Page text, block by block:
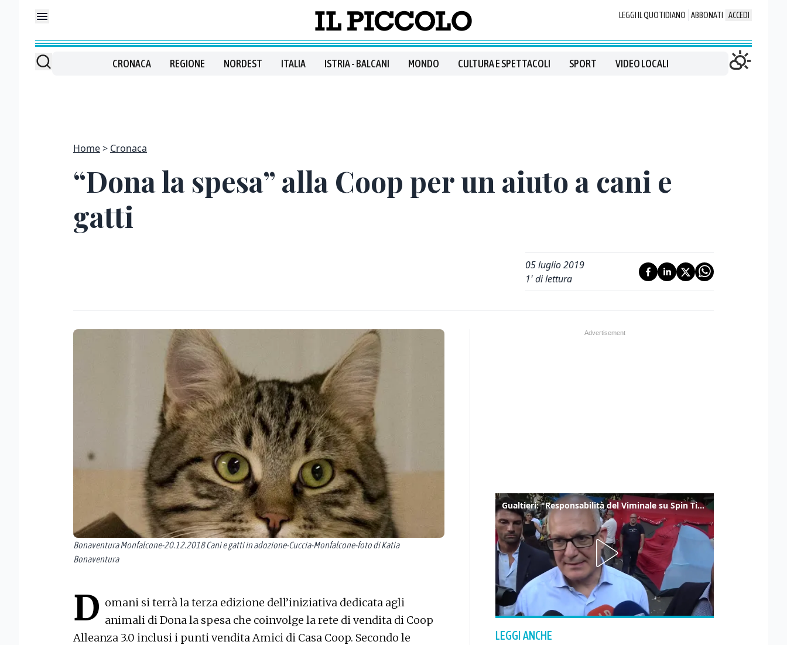
LEGGI IL QUOTIDIANO ABBONATI ACCEDI
CRONACA REGIONE NORDEST ITALIA ISTRIA - BALCANI MONDO CULTURA E SPETTACOLI SPORT VIDEO LOCALI
Home Cronaca
“Dona la spesa” alla Coop per un aiuto a cani e
gatti
05 luglio 2019
1' di lettura
Bonaventura Monfalcone-20.12.2018 Cani e gatti in adozione-Cuccia-Monfalcone-foto di Katia
Bonaventura
D omani si terrà la terza edizione dell’iniziativa dedicata agli
animali di Dona la spesa che coinvolge la rete di vendita di Coop
Alleanza 3.0 inclusi i punti vendita Amici di Casa Coop. Secondo le
Gualtieri: "Responsabilità del Viminale su Spin Time? La posizione dei partiti è nota"
LEGGI ANCHE